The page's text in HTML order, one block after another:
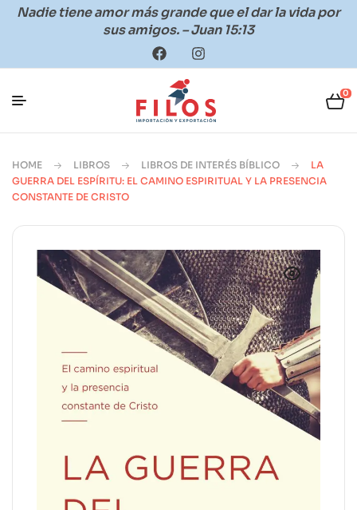
Nadie tiene amor más grande que el dar la vida por
sus amigos. – Juan 15:13
0
HOME LIBROS LIBROS DE INTERÉS BÍBLICO
LA
GUERRA DEL ESPÍRITU: EL CAMINO ESPIRITUAL Y LA PRESENCIA
CONSTANTE DE CRISTO